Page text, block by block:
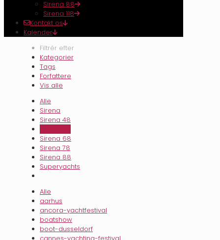
Sirena 88
Sirena 118
Kontakt os
Kalender
Filtrér efter
Kategorier
Tags
Forfattere
Vis alle
Alle
Sirena
Sirena 48
Sirena 68
Sirena 78
Sirena 88
Superyachts
Alle
aarhus
ancora-yachtfestival
boatshow
boot-dusseldorf